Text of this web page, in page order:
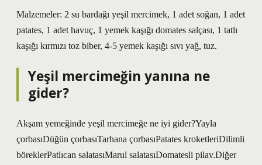
Malzemeler: 2 su bardağı yeşil mercimek, 1 adet soğan, 1 adet
patates, 1 adet havuç, 1 yemek kaşığı domates salçası, 1 tatlı
kaşığı kırmızı toz biber, 4-5 yemek kaşığı sıvı yağ, tuz.
Yeşil mercimeğin yanına ne
gider?
Akşam yemeğinde yeşil mercimeğe ne iyi gider?Yayla
çorbasıDüğün çorbasıTarhana çorbasıPatates kroketleriDilimli
böreklerPatlıcan salatasıMarul salatasıDomatesli pilav.Diğer